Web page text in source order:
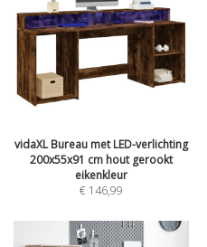
vidaXL Bureau met LED-verlichting
200x55x91 cm hout gerookt
eikenkleur
€ 146,99